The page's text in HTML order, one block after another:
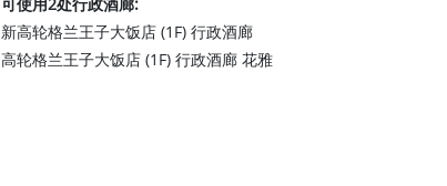
新高轮格兰王子大饭店 (1F) 行政酒廊
高轮格兰王子大饭店 (1F) 行政酒廊 花雅